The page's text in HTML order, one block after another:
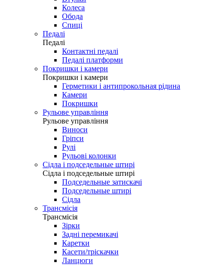
Колеса
Обода
Спиці
Педалі
Педалі
Контактні педалі
Педалі платформи
Покришки і камери
Покришки і камери
Герметики і антипрокольная рідина
Камери
Покришки
Рульове управління
Рульове управління
Виноси
Гріпси
Рулі
Рульові колонки
Сідла і подседельные штирі
Сідла і подседельные штирі
Подседельные затискачі
Подседельные штирі
Сідла
Трансмісія
Трансмісія
Зірки
Задні перемикачі
Каретки
Касети/тріскачки
Ланцюги